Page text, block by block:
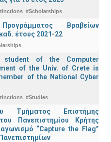
#Scholarships
Βραβείων
έτους 2021-22
student of the Computer
of the Univ. of Crete is
of the National Cyber
#Studies
Τμήματος Επιστήμης
Πανεπιστημίου Κρήτης
“Capture the Flag”